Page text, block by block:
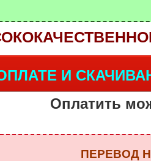
И
Оплатить
ПЕРЕВОД